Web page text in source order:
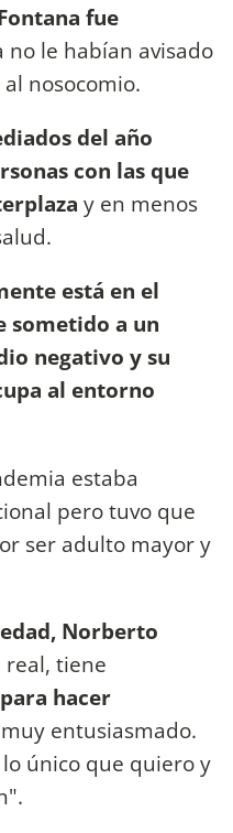
fue
no le habían avisado
nosocomio.
del año
con las que
y en menos
está en el
sometido a un
negativo y su
al entorno
estaba
pero tuvo que
ser adulto mayor y
Norberto
tiene
hacer
entusiasmado.
único que quiero y